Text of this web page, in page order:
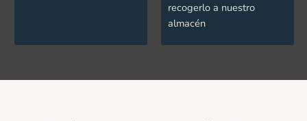
recogerlo a nuestro
almacén